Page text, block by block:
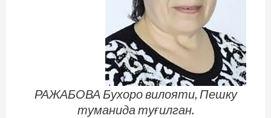
РАЖАБОВА Бухоро вилояти, Пешку
туманида туғилган.